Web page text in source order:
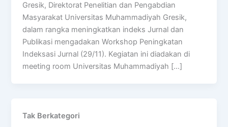
Gresik, Direktorat Penelitian dan Pengabdian
Masyarakat Universitas Muhammadiyah Gresik,
dalam rangka meningkatkan indeks Jurnal dan
Publikasi mengadakan Workshop Peningkatan
Indeksasi Jurnal (29/11). Kegiatan ini diadakan di
meeting room Universitas Muhammadiyah […]
Tak Berkategori